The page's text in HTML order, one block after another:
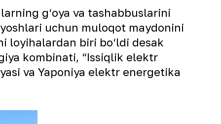
g‘oya va tashabbuslarini
yoshlari uchun muloqot maydonini
loyihalardan biri bo‘ldi desak
kombinati, “Issiqlik elektr
va Yaponiya elektr energetika